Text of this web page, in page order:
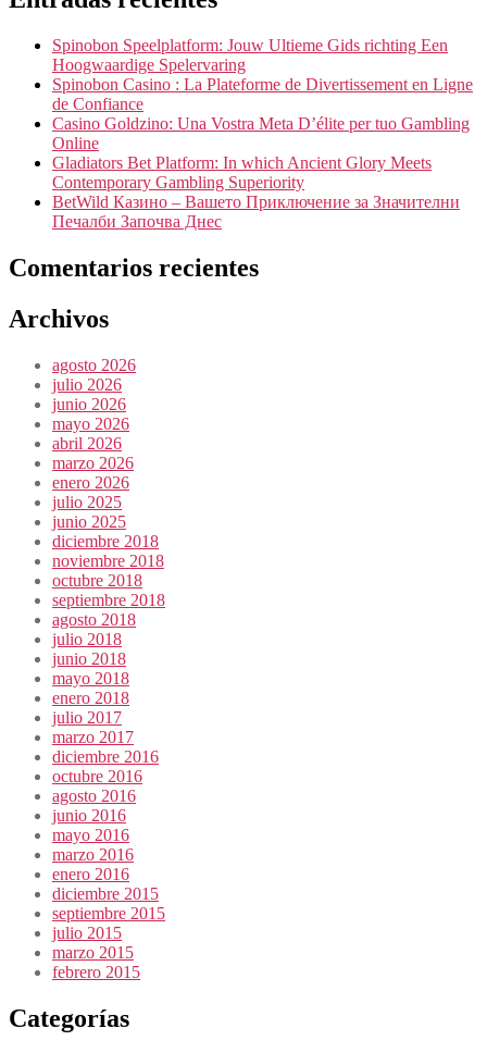
Spinobon Speelplatform: Jouw Ultieme Gids richting Een
Hoogwaardige Spelervaring
Spinobon Casino : La Plateforme de Divertissement en Ligne
de Confiance
Casino Goldzino: Una Vostra Meta D’élite per tuo Gambling
Online
Gladiators Bet Platform: In which Ancient Glory Meets
Contemporary Gambling Superiority
BetWild Казино – Вашето Приключение за Значителни
Печалби Започва Днес
Comentarios recientes
Archivos
agosto 2026
julio 2026
junio 2026
mayo 2026
abril 2026
marzo 2026
enero 2026
julio 2025
junio 2025
diciembre 2018
noviembre 2018
octubre 2018
septiembre 2018
agosto 2018
julio 2018
junio 2018
mayo 2018
enero 2018
julio 2017
marzo 2017
diciembre 2016
octubre 2016
agosto 2016
junio 2016
mayo 2016
marzo 2016
enero 2016
diciembre 2015
septiembre 2015
julio 2015
marzo 2015
febrero 2015
Categorías